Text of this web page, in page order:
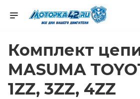
Комплект
MASUMA
1ZZ, 3ZZ, 4ZZ